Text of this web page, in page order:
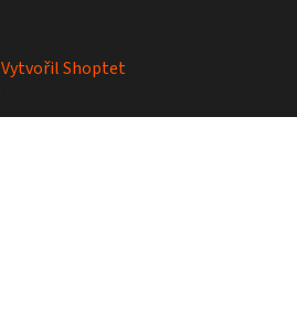
Vytvořil Shoptet